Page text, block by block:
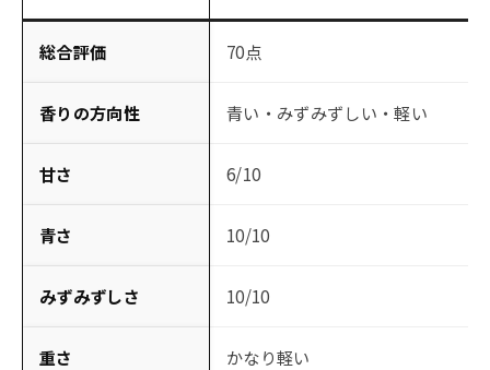
総合評価 70点
香りの方向性 青い・みずみずしい・軽い
甘さ 6/10
青さ 10/10
みずみずしさ 10/10
重さ かなり軽い